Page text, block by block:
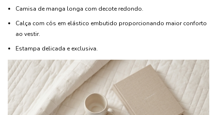
Camisa de manga longa com decote redondo.
Calça com cós em elástico embutido proporcionando maior conforto
ao vestir.
Estampa delicada e exclusiva.